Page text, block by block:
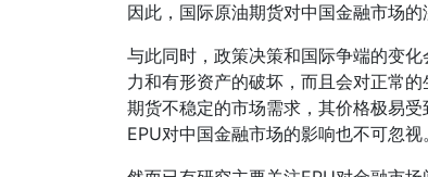
因此，国际原油期货对中国金融市场的
与此同时，政策决策和国际争端的变
力和有形资产的破坏，而且会对正常
期货不稳定的市场需求，其价格极易
EPU对中国金融市场的影响也不可忽视。